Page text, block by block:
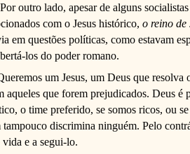
outro lado, apesar de alguns
com o Jesus histórico, o reino de
em questões políticas, como estavam
los do poder romano.
um Jesus, um Deus que resolva
aqueles que forem prejudicados. Deus é
o time preferido, se somos ricos, ou se
discrimina ninguém. Pelo
e a segui-lo.